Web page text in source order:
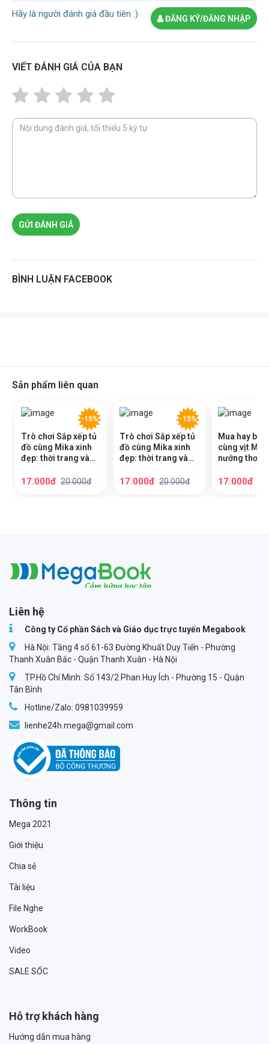
Hãy là người đánh giá đầu tiên :) ĐĂNG KÝ/ĐĂNG NHẬP
VIẾT ĐÁNH GIÁ CỦA BẠN
GỬI ĐÁNH GIÁ
BÌNH LUẬN FACEBOOK
Sản phẩm liên quan
-15%
Trò chơi Sắp xếp tủ
đồ cùng Mika xinh
đẹp: thời trang và
Xinh - Sách bóc dán
17.000đ 20.000đ
-15%
Trò chơi Sắp xếp tủ
đồ cùng Mika xinh
đẹp: thời trang và
Cá - Sách bóc dán
17.000đ 20.000đ
Mua hay
cùng vịt
nướng thơm
Sách bóc
17.000đ
Liên hệ
Công ty Cổ phần Sách và Giáo dục trực tuyến Megabook
Hà Nội: Tầng 4 số 61-63 Đường Khuất Duy Tiến - Phường
Thanh Xuân Bắc - Quận Thanh Xuân - Hà Nội
TP.Hồ Chí Minh: Số 143/2 Phan Huy Ích - Phường 15 - Quận
Tân Bình
Hotline/Zalo: 0981039959
lienhe24h.mega@gmail.com
Thông tin
Mega 2021
Giới thiệu
Chia sẻ
Tài liệu
File Nghe
WorkBook
Video
SALE SỐC
Hỗ trợ khách hàng
Hướng dẫn mua hàng